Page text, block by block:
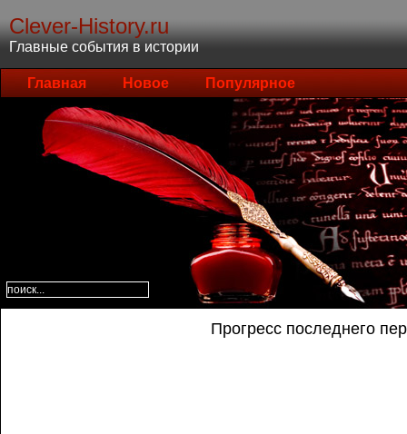
Clever-History.ru
Главные события в истории
Главная Новое Популярное
Прогресс последнего